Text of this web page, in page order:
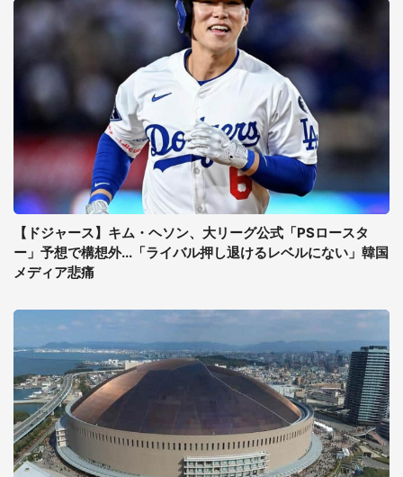
【ドジャース】キム・ヘソン、大リーグ公式「PSロースタ
ー」予想で構想外...「ライバル押し退けるレベルにない」韓国
メディア悲痛